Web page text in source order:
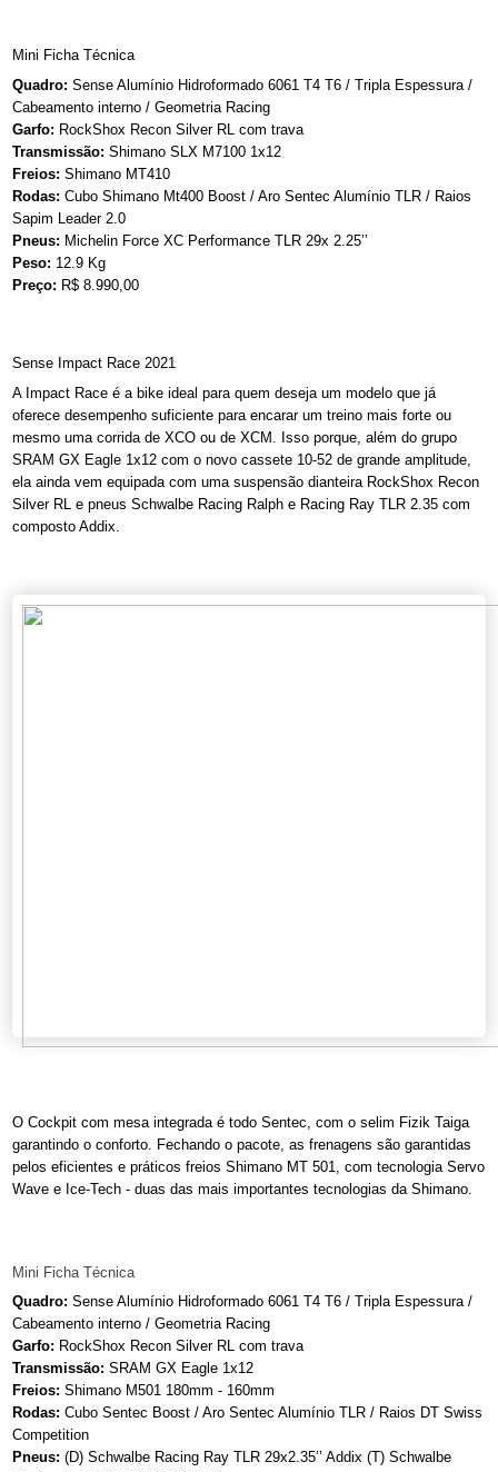
Mini Ficha Técnica
Quadro: Sense Alumínio Hidroformado 6061 T4 T6 / Tripla Espessura /
Cabeamento interno / Geometria Racing
Garfo: RockShox Recon Silver RL com trava
Transmissão: Shimano SLX M7100 1x12
Freios: Shimano MT410
Rodas: Cubo Shimano Mt400 Boost / Aro Sentec Alumínio TLR / Raios
Sapim Leader 2.0
Pneus: Michelin Force XC Performance TLR 29x 2.25’’
Peso: 12.9 Kg
Preço: R$ 8.990,00
Sense Impact Race 2021
A Impact Race é a bike ideal para quem deseja um modelo que já
oferece desempenho suficiente para encarar um treino mais forte ou
mesmo uma corrida de XCO ou de XCM. Isso porque, além do grupo
SRAM GX Eagle 1x12 com o novo cassete 10-52 de grande amplitude,
ela ainda vem equipada com uma suspensão dianteira RockShox Recon
Silver RL e pneus Schwalbe Racing Ralph e Racing Ray TLR 2.35 com
composto Addix.
O Cockpit com mesa integrada é todo Sentec, com o selim Fizik Taiga
garantindo o conforto. Fechando o pacote, as frenagens são garantidas
pelos eficientes e práticos freios Shimano MT 501, com tecnologia Servo
Wave e Ice-Tech - duas das mais importantes tecnologias da Shimano.
Mini Ficha Técnica
Quadro: Sense Alumínio Hidroformado 6061 T4 T6 / Tripla Espessura /
Cabeamento interno / Geometria Racing
Garfo: RockShox Recon Silver RL com trava
Transmissão: SRAM GX Eagle 1x12
Freios: Shimano M501 180mm - 160mm
Rodas: Cubo Sentec Boost / Aro Sentec Alumínio TLR / Raios DT Swiss
Competition
Pneus: (D) Schwalbe Racing Ray TLR 29x2.35’’ Addix (T) Schwalbe